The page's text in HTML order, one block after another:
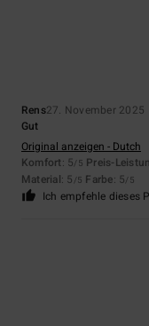
Rens27. November 2025
Gut
Original anzeigen - Dutch
Komfort: 5/5 Preis-
Material: 5 /5 Farbe: 5/5
Ich empfehle dieses